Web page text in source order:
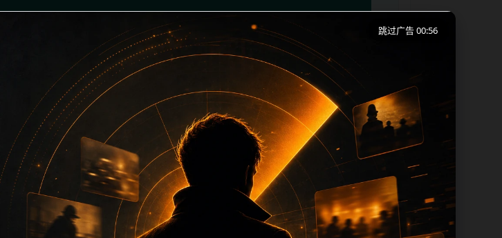
新与实时热榜展开，页面按照移动端浏览习惯整理标题、描述、图片和站内推
同类内容，最后通过上一篇、下一篇和热门推荐继续浏览。本页强调内容归集
同的标题。图片说明、文件名、alt 和 title 均围绕主关键词、栏目词和文章标
片本地化、坏图默认图兜底、标题重复过滤和 des
跳过广告 00:55